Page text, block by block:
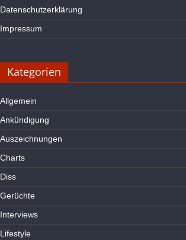
Datenschutzerklärung
Impressum
Kategorien
Allgemein
Ankündigung
Auszeichnungen
Charts
Diss
Gerüchte
Interviews
Lifestyle